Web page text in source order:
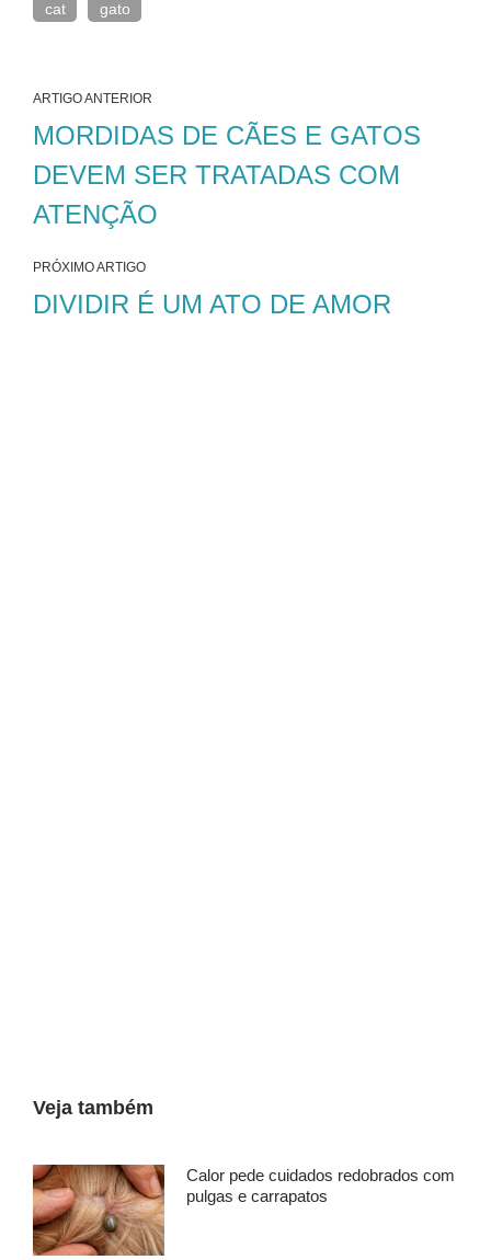
cat gato
ARTIGO ANTERIOR
MORDIDAS DE CÃES E GATOS
DEVEM SER TRATADAS COM
ATENÇÃO
PRÓXIMO ARTIGO
DIVIDIR É UM ATO DE AMOR
Veja também
Calor pede cuidados redobrados com
pulgas e carrapatos